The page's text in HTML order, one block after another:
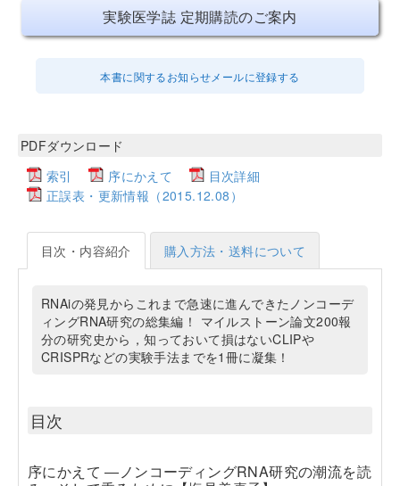
実験医学誌 定期購読のご案内
本書に関するお知らせメールに登録する
PDFダウンロード
索引
序にかえて
目次詳細
正誤表・更新情報（2015.12.08）
目次・内容紹介 購入方法・送料について
RNAiの発見からこれまで急速に進んできたノンコーデ
ィングRNA研究の総集編！ マイルストーン論文200報
分の研究史から，知っておいて損はないCLIPや
CRISPRなどの実験手法までを1冊に凝集！
目次
序にかえて ―ノンコーディングRNA研究の潮流を読